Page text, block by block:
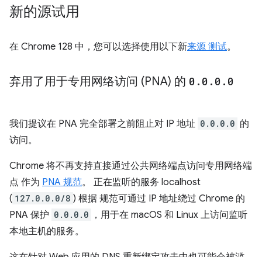
新的源试用
在 Chrome 128 中，您可以选择使用以下新来源 测试。
弃用了用于专用网络访问 (PNA) 的 0 . 0 . 0 . 0
我们提议在 PNA 完全部署之前阻止对 IP 地址 0.0.0.0 的
访问。
Chrome 将不再支持直接通过公共网络端点访问专用网络端
点 作为 PNA 规范。 正在监听的服务 localhost
( 127.0.0.0/8 ) 根据 规范可通过 IP 地址绕过 Chrome 的
PNA 保护 0.0.0.0
，用于在 macOS 和 Linux 上访问监听
本地主机的服务。